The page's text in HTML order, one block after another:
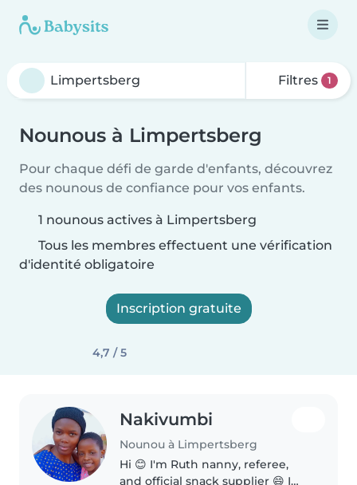
Filtres 1
Nounous à Limpertsberg
Pour chaque défi de garde d'enfants, découvrez
des nounous de confiance pour vos enfants.
1 nounous actives à Limpertsberg
Tous les membres effectuent une vérification
d'identité obligatoire
Inscription gratuite
4,7 / 5
Nakivumbi
Nounou à Limpertsberg
Hi 😊 I'm Ruth nanny, referee,
and official snack supplier 😄 I